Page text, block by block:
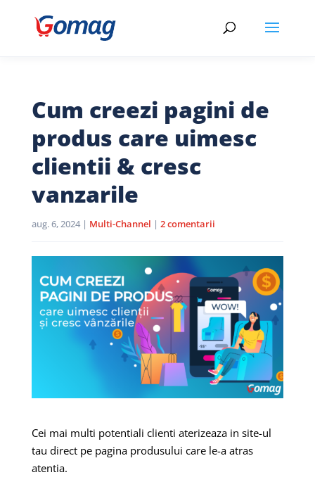
Cum creezi pagini de
produs care uimesc
clientii & cresc
vanzarile
aug. 6, 2024| Multi-Channel | 2 comentarii
Cei mai multi potentiali clienti aterizeaza in site-ul
tau direct pe pagina produsului care le-a atras
atentia.